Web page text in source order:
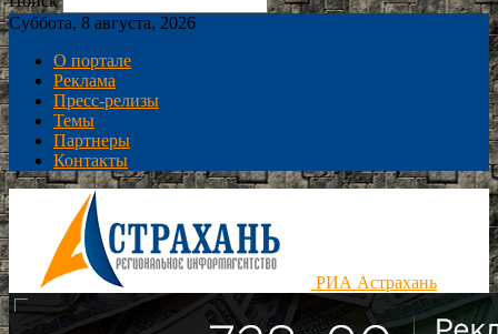
Суббота, 8 августа, 2026
О портале
Реклама
Пресс-релизы
Темы
Партнеры
Контакты
РИА Астрахань